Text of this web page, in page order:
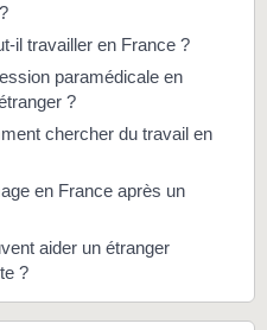
il travailler en France ?
paramédicale en
?
chercher du travail en
en France après un
aider un étranger
?